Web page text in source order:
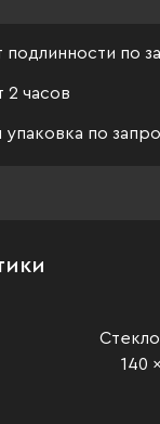
подлинности по
2 часов
упаковка по
140